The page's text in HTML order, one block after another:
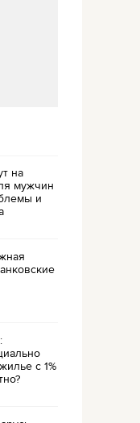
на
мужчин
и
с 1%